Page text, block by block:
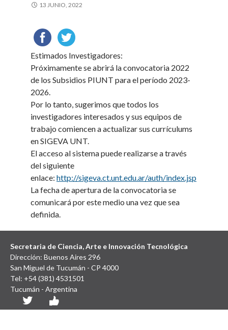
13 JUNIO, 2022
Estimados Investigadores:
Próximamente se abrirá la convocatoria 2022
de los Subsidios PIUNT para el período 2023-
2026.
Por lo tanto, sugerimos que todos los
investigadores interesados y sus equipos de
trabajo comiencen a actualizar sus currículums
en SIGEVA UNT.
El acceso al sistema puede realizarse a través
del siguiente
enlace:http://sigeva.ct.unt.edu.ar/auth/index.jsp
La fecha de apertura de la convocatoria se
comunicará por este medio una vez que sea
definida.
Secretaria de Ciencia, Arte e Innovación Tecnológica
Dirección: Buenos Aires 296
San Miguel de Tucumán - CP 4000
Tel: +54 (381) 4531501
Tucumán - Argentina